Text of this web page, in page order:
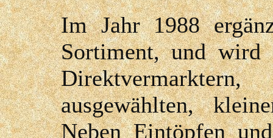
Im Jahr 1988
Sortiment, und wird
ausgewählten,
Neben Eintöpfen